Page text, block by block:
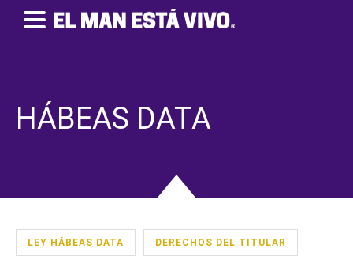
HÁBEAS DATA
LEY HÁBEAS DATA DERECHOS DEL TITULAR